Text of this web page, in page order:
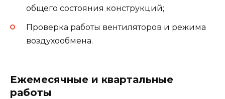
общего состояния конструкций;
Проверка работы вентиляторов и режима
воздухообмена.
Ежемесячные и квартальные
работы